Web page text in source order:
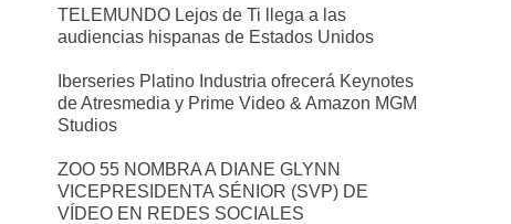
TELEMUNDO Lejos de Ti llega a las
audiencias hispanas de Estados Unidos
Iberseries Platino Industria ofrecerá Keynotes
de Atresmedia y Prime Video & Amazon MGM
Studios
ZOO 55 NOMBRA A DIANE GLYNN
VICEPRESIDENTA SÉNIOR (SVP) DE
VÍDEO EN REDES SOCIALES